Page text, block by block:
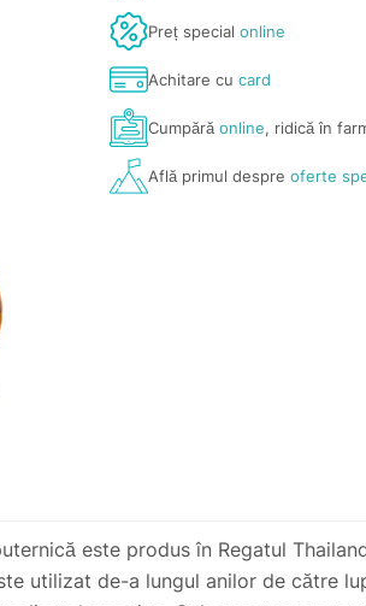
Preț specialonline
Achitare cucard
Cumpărăonline, ridică în
Află primul despreoferte
este produs în Regatul
utilizat de-a lungul anilor de către